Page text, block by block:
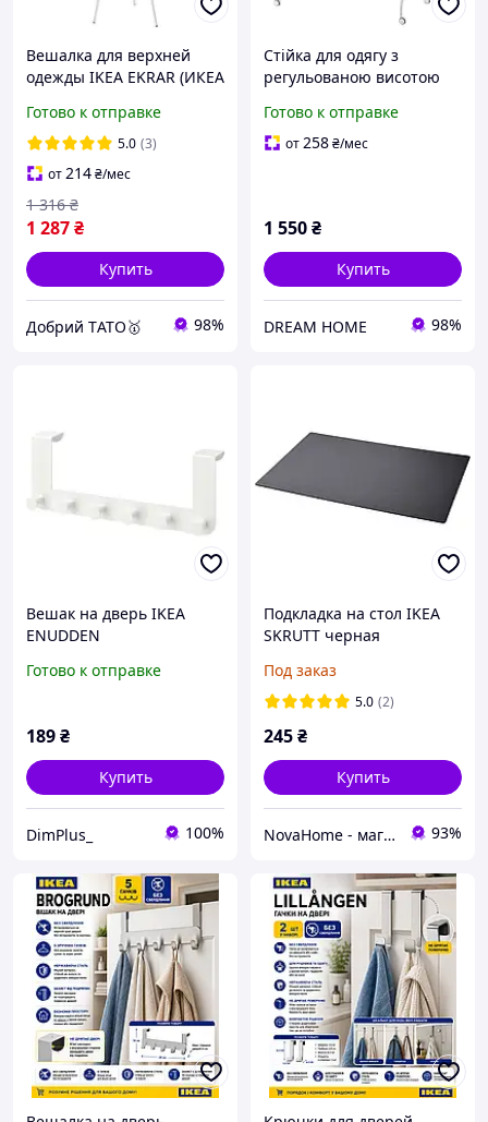
Вешалка для верхней
одежды IKEA EKRAR (ИКЕА
Готово к отправке
5.0 (3)
от214₴/мес
1 287₴
1 316 ₴
Купить
Добрий TАТО🥇 98%
Стійка для одягу з
регульованою висотою
Готово к отправке
от258₴/мес
1 550₴
Купить
DREAM HOME 98%
Вешак на дверь IKEA
ENUDDEN
Готово к отправке
189₴
Купить
DimPlus_ 100%
Подкладка на стол IKEA
SKRUTT черная
Под заказ
5.0 (2)
245₴
Купить
NovaHome - магазин товарів для дому і не тільки 93%